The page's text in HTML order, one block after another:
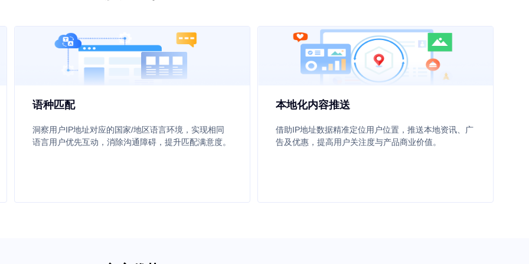
语种匹配
洞察用户IP地址对应的国家/地区语言环境，实现相同
语言用户优先互动，消除沟通障碍，提升匹配满意度。
本地化内容推送
借助IP地址数据精准定位用户位置，推送本地资讯、广
告及优惠，提高用户关注度与产品商业价值。